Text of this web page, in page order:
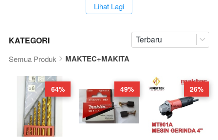
`Lihat Lagi
KATEGORI Terbaru
Semua Produk MAKTEC+MAKITA
64% 49% 26%